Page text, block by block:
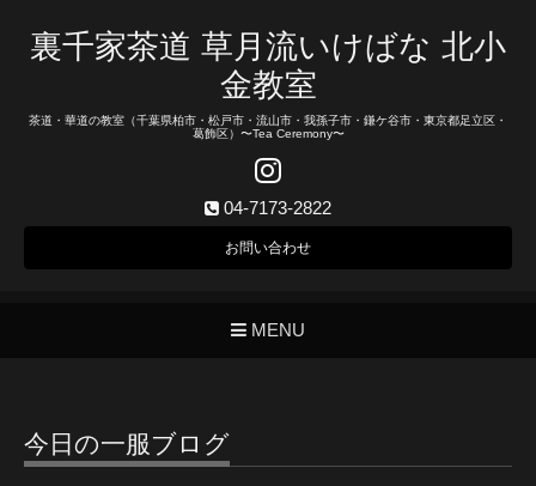
裏千家茶道 草月流いけばな 北小
金教室
茶道・華道の教室（千葉県柏市・松戸市・流山市・我孫子市・鎌ケ谷市・東京都足立区・
葛飾区）〜Tea Ceremony〜
04-7173-2822
お問い合わせ
MENU
今日の一服ブログ